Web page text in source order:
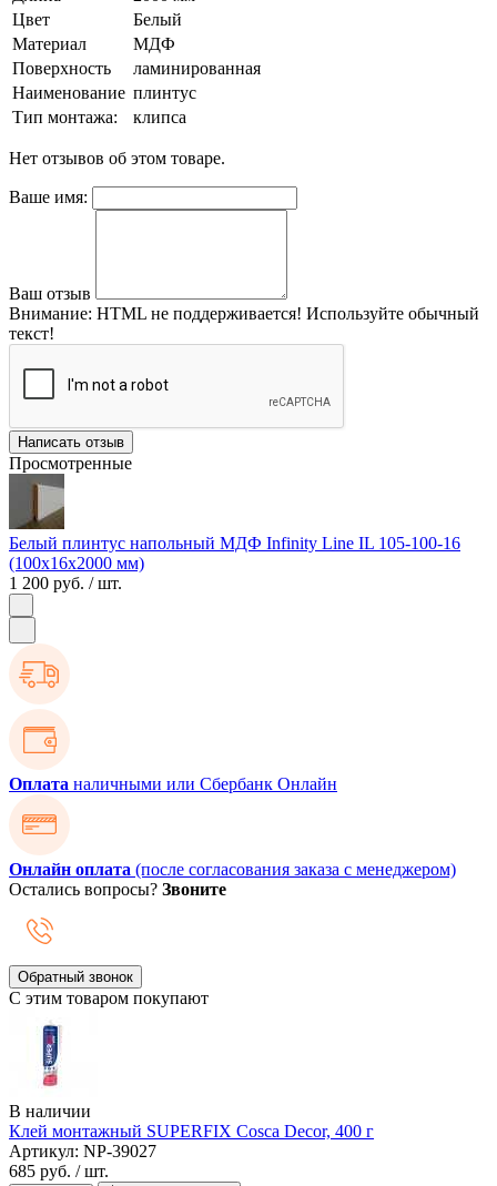
Цвет
Белый
Материал
МДФ
Поверхность
ламинированная
Наименование плинтус
Тип монтажа:
клипса
Нет отзывов об этом товаре.
Ваше имя:
Ваш отзыв
Внимание: HTML не поддерживается! Используйте обычный
текст!
Написать отзыв
Просмотренные
Белый плинтус напольный МДФ Infinity Line IL 105-100-16
(100х16х2000 мм)
1 200 руб. / шт.
Оплата наличными или Сбербанк Онлайн
Онлайн оплата (после согласования заказа с менеджером)
Остались вопросы? Звоните
Обратный звонок
С этим товаром покупают
В наличии
Клей монтажный SUPERFIX Cosca Decor, 400 г
Артикул: NP-39027
685 руб. / шт.